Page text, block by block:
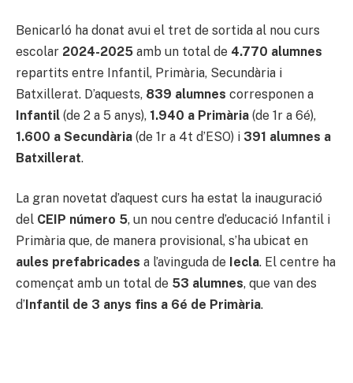
Benicarló ha donat avui el tret de sortida al nou curs
escolar 2024-2025 amb un total de 4.770 alumnes
repartits entre Infantil, Primària, Secundària i
Batxillerat. D’aquests, 839 alumnes corresponen a
Infantil (de 2 a 5 anys), 1.940 a Primària (de 1r a 6é),
1.600 a Secundària (de 1r a 4t d’ESO) i 391 alumnes a
Batxillerat.
La gran novetat d’aquest curs ha estat la inauguració
del CEIP número 5, un nou centre d’educació Infantil i
Primària que, de manera provisional, s’ha ubicat en
aules prefabricades a l’avinguda de Iecla. El centre ha
començat amb un total de 53 alumnes, que van des
d’ Infantil de 3 anys fins a 6é de Primària.